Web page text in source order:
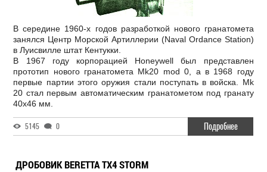
В середине 1960-х годов разработкой нового гранатомета
занялся Центр Морской Артиллерии (Naval Ordance Station)
в Луисвилле штат Кентукки.
В 1967 году корпорацией Honeywell был представлен
прототип нового гранатомета Mk20 mod 0, а в 1968 году
первые партии этого оружия стали поступать в войска. Mk
20 стал первым автоматическим гранатометом под гранату
40х46 мм.
5145 0 Подробнее
ДРОБОВИК BERETTA TX4 STORM